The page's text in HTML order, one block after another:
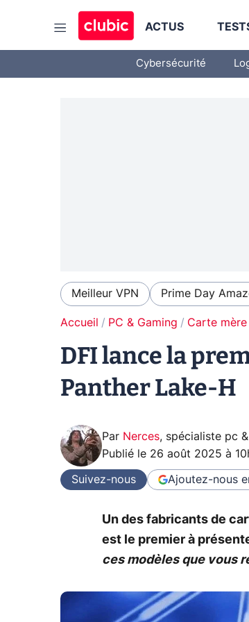
ACTUS
Cybersécurité
Meilleur VPN Prime Day
Accueil PC & Gaming Carte mère
DFI lance la
Panther Lake-H
Par Nerces, spécialiste pc
Publié le 26 août 2025 à
Suivez-nous Ajoutez-nous
Un des fabricants de
est le premier à
ces modèles que vous